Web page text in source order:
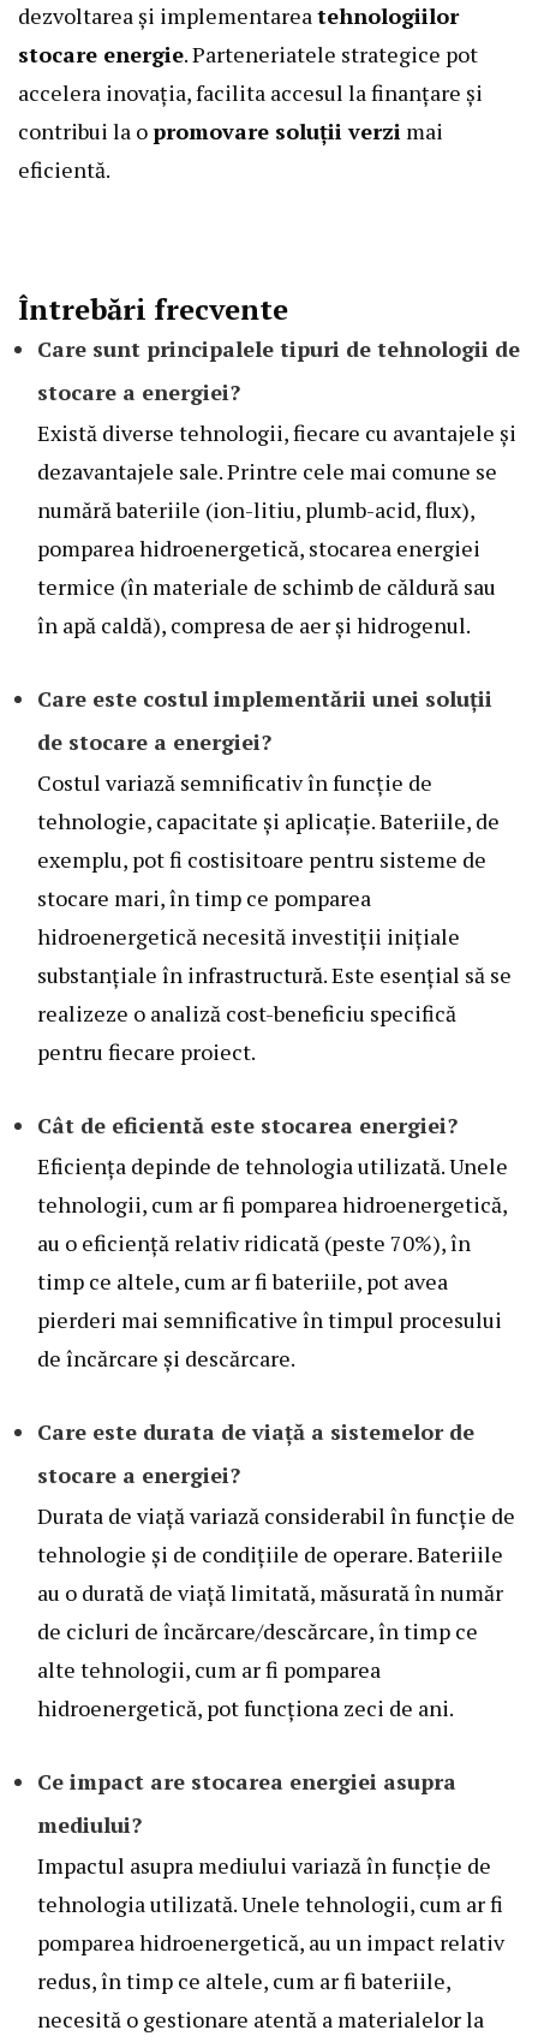
dezvoltarea și implementareatehnologiilor
stocare energie. Parteneriatele strategice pot
accelera inovația, facilita accesul la finanțare și
contribui la opromovare soluții verzi mai
eficientă.
Întrebări frecvente
Care sunt principalele tipuri de tehnologii de
stocare a energiei?
Există diverse tehnologii, fiecare cu avantajele și
dezavantajele sale. Printre cele mai comune se
numără bateriile (ion-litiu, plumb-acid, flux),
pomparea hidroenergetică, stocarea energiei
termice (în materiale de schimb de căldură sau
în apă caldă), compresa de aer și hidrogenul.
Care este costul implementării unei soluții
de stocare a energiei?
Costul variază semnificativ în funcție de
tehnologie, capacitate și aplicație. Bateriile, de
exemplu, pot fi costisitoare pentru sisteme de
stocare mari, în timp ce pomparea
hidroenergetică necesită investiții inițiale
substanțiale în infrastructură. Este esențial să se
realizeze o analiză cost-beneficiu specifică
pentru fiecare proiect.
Cât de eficientă este stocarea energiei?
Eficiența depinde de tehnologia utilizată. Unele
tehnologii, cum ar fi pomparea hidroenergetică,
au o eficiență relativ ridicată (peste 70%), în
timp ce altele, cum ar fi bateriile, pot avea
pierderi mai semnificative în timpul procesului
de încărcare și descărcare.
Care este durata de viață a sistemelor de
stocare a energiei?
Durata de viață variază considerabil în funcție de
tehnologie și de condițiile de operare. Bateriile
au o durată de viață limitată, măsurată în număr
de cicluri de încărcare/descărcare, în timp ce
alte tehnologii, cum ar fi pomparea
hidroenergetică, pot funcționa zeci de ani.
Ce impact are stocarea energiei asupra
mediului?
Impactul asupra mediului variază în funcție de
tehnologia utilizată. Unele tehnologii, cum ar fi
pomparea hidroenergetică, au un impact relativ
redus, în timp ce altele, cum ar fi bateriile,
necesită o gestionare atentă a materialelor la